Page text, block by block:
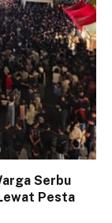
Serbu
Pesta